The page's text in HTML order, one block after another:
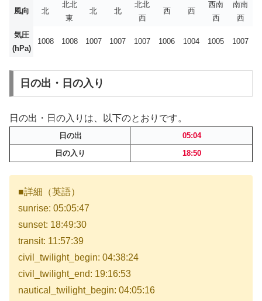
風向 北
北北
東
北 北
北北
西
西 西
西南
西
南南
西
気圧
(hPa)
1008 1008 1007 1007 1007 1006 1004 1005 1007
日の出・日の入り
日の出・日の入りは、以下のとおりです。
日の出
05:04
日の入り
18:50
■詳細（英語）
sunrise: 05:05:47
sunset: 18:49:30
transit: 11:57:39
civil_twilight_begin: 04:38:24
civil_twilight_end: 19:16:53
nautical_twilight_begin: 04:05:16